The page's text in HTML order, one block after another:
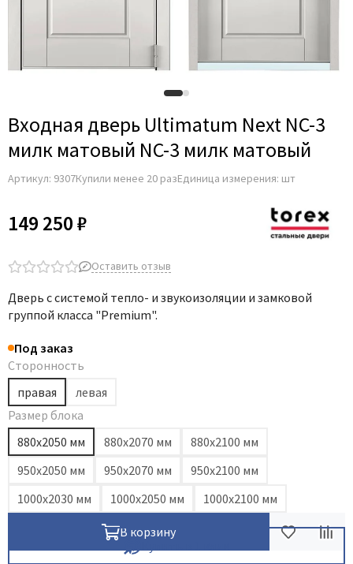
Albero
Alvero
Archie
Aurum Doors
Bravo
Brandoors
Comaglio
Covali
Dircode
Eclisse
El Porta
Fantom
Fimet
Fratelli Cattini
Входная дверь Ultimatum Next NC-3
милк матовый NC-3 милк матовый
Артикул: 9307Купили менее 20 разЕдиница измерения: шт
149 250 ₽
Оставить отзыв
Дверь с системой тепло- и звукоизоляции и замковой
группой класса "Premium".
Под заказ
Сторонность
правая
левая
Размер блока
880х2050 мм
880x2070 мм
880х2100 мм
950х2050 мм
950x2070 мм
950x2100 мм
1000х2030 мм
1000х2050 мм 1000х2100 мм
В корзину